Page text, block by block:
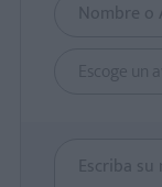
Escoge un